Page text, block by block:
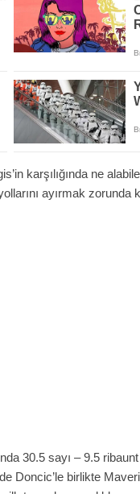
karşılığında ne
ayırmak zorunda
30.5 sayı – 9.5
Doncic’le birlikte